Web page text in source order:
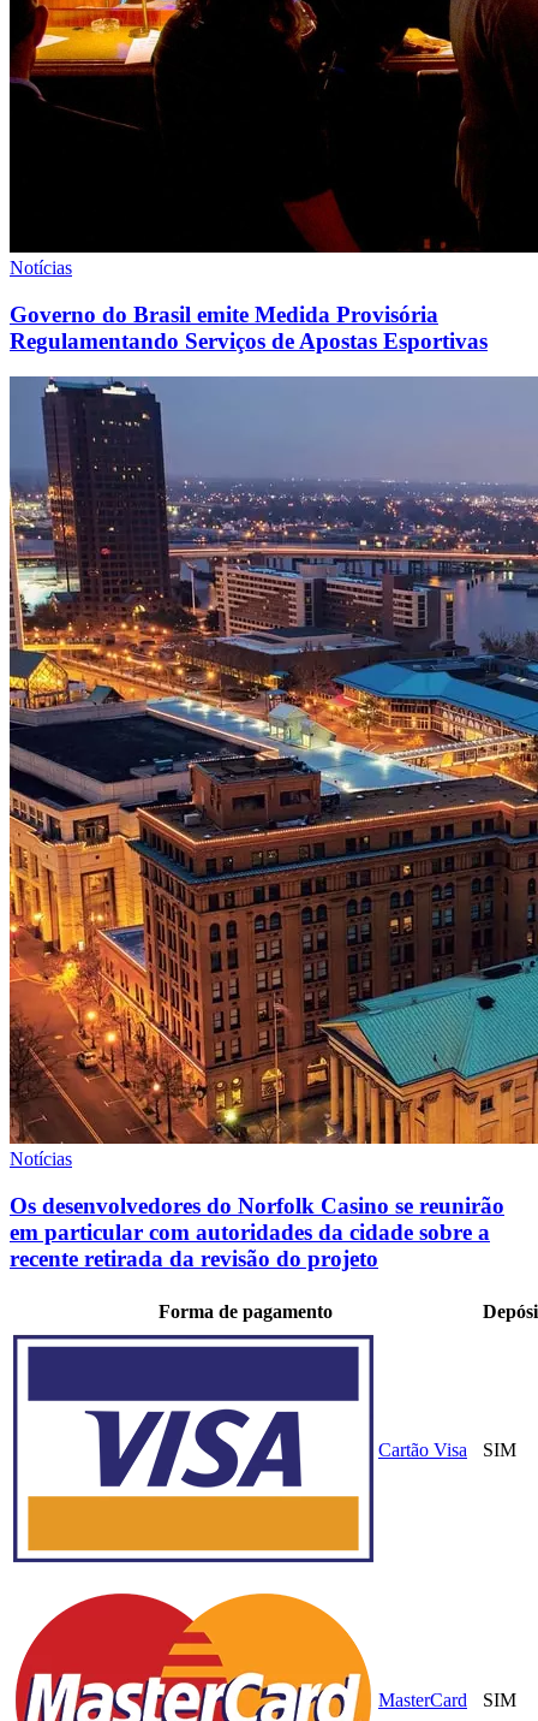
Notícias
Governo do Brasil emite Medida Provisória
Regulamentando Serviços de Apostas Esportivas
Notícias
Os desenvolvedores do Norfolk Casino se reunirão
em particular com autoridades da cidade sobre a
recente retirada da revisão do projeto
Forma de pagamento
Cartão Visa SIM
MasterCard SIM